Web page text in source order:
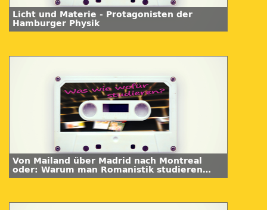
Licht und Materie - Protagonisten der
Hamburger Physik
Von Mailand über Madrid nach Montreal
oder: Warum man Romanistik studieren
sollte?